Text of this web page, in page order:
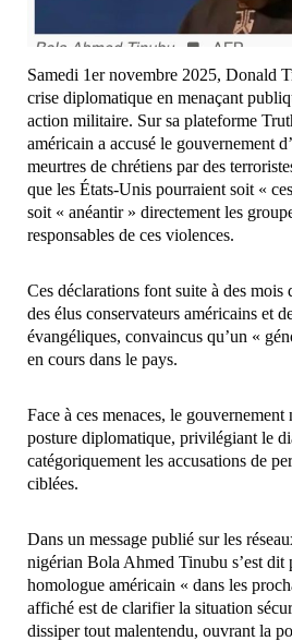
Samedi 1er novembre 2025, Donald
crise diplomatique en menaçant
action militaire. Sur sa plateforme
américain a accusé le gouvernement
meurtres de chrétiens par des
que les États-Unis pourraient soit «
soit « anéantir » directement les
responsables de ces violences.
Ces déclarations font suite à des mois
des élus conservateurs américains et
évangéliques, convaincus qu’un «
en cours dans le pays.
Face à ces menaces, le
posture diplomatique, privilégiant le
catégoriquement les accusations de
ciblées.
Dans un message publié sur les
nigérian Bola Ahmed Tinubu s’est dit
homologue américain « dans les
affiché est de clarifier la situation
dissiper tout malentendu, ouvrant la